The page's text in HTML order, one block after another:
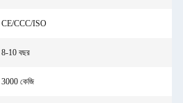
CE/CCC/ISO
8-10 বছর
3000 কেজি